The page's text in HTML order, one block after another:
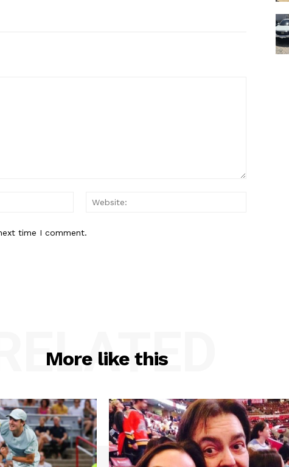
Email:*
time I comment.
More like this
RELATED